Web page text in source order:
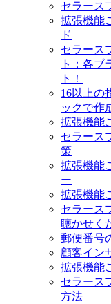
セラース
拡張機能
ド
セラース
ト：各ブ
ト！
16以上の
ックで作
拡張機能
セラース
策
拡張機能
ー
拡張機能
セラース
聴かせく
郵便番号
顧客イン
拡張機能
セラース
方法